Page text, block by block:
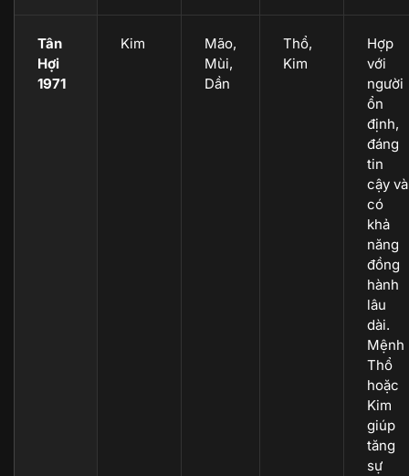
Tân
Hợi
1971
Kim
Mão,
Mùi,
Dần
Thổ,
Kim
Hợp
với
người
ổn
định,
đáng
tin
cậy và
có
khả
năng
đồng
hành
lâu
dài.
Mệnh
Thổ
hoặc
Kim
giúp
tăng
sự